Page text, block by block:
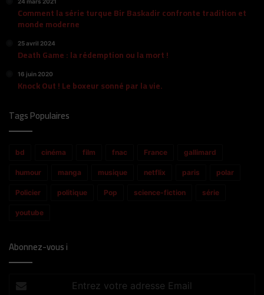
Comment la série turque Bir Baskadir confronte tradition et
monde moderne
25 avril 2024
Death Game : la rédemption ou la mort !
16 juin 2020
Knock Out ! Le boxeur sonné par la vie.
Tags Populaires
bd cinéma film fnac France gallimard
humour manga musique netflix paris polar
Policier politique Pop science-fiction série
youtube
Abonnez-vous i